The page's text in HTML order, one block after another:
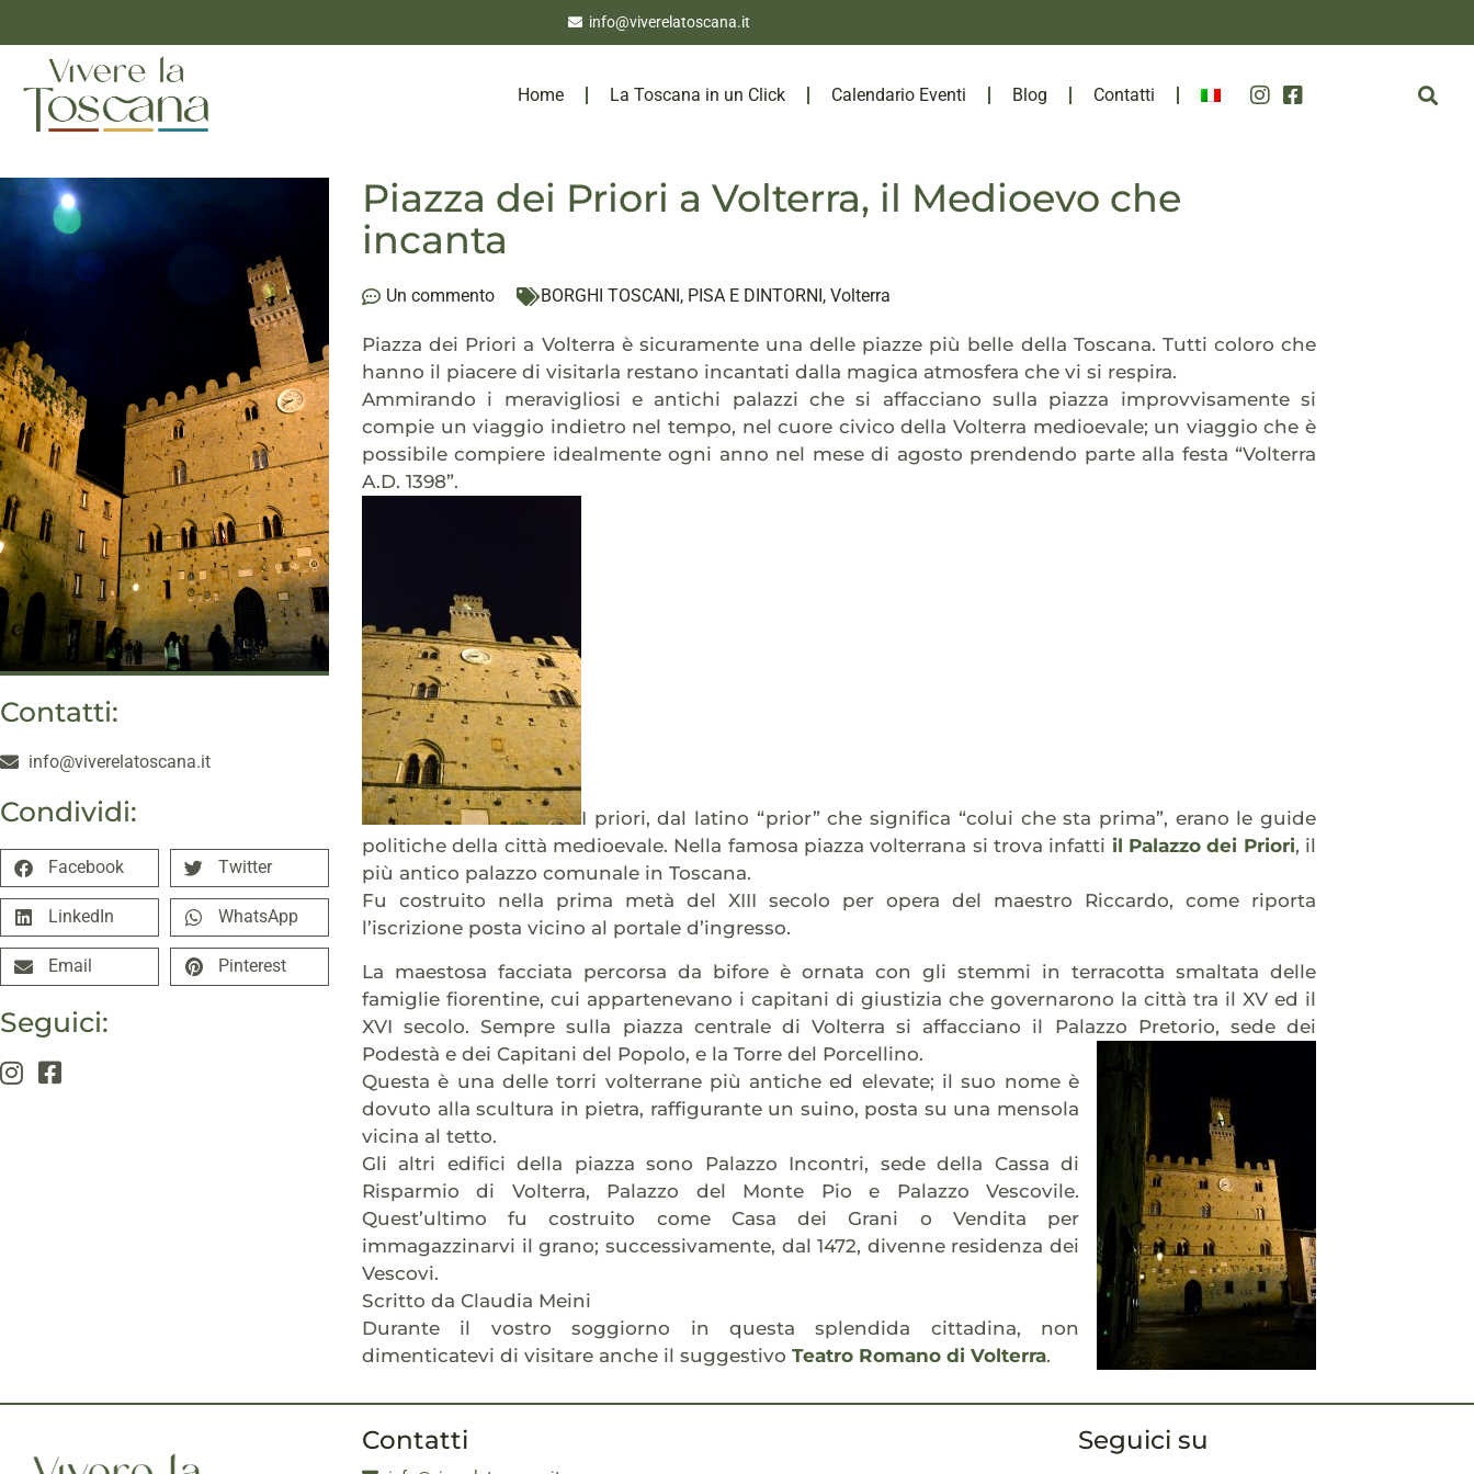
info@viverelatoscana.it
Home La Toscana in un Click Calendario Eventi Blog Contatti
Contatti:
info@viverelatoscana.it
Condividi:
Facebook Twitter
LinkedIn WhatsApp
Email Pinterest
Seguici:
Piazza dei Priori a Volterra, il Medioevo che
incanta
Un commento BORGHI TOSCANI , PISA E DINTORNI , Volterra
Piazza dei Priori a Volterra è sicuramente una delle piazze più belle della Toscana. Tutti coloro che
hanno il piacere di visitarla restano incantati dalla magica atmosfera che vi si respira.
Ammirando i meravigliosi e antichi palazzi che si affacciano sulla piazza improvvisamente si
compie un viaggio indietro nel tempo, nel cuore civico della Volterra medioevale; un viaggio che è
possibile compiere idealmente ogni anno nel mese di agosto prendendo parte alla festa “Volterra
A.D. 1398”.
I priori, dal latino “prior” che significa “colui che sta prima”, erano le guide
politiche della città medioevale. Nella famosa piazza volterrana si trova infatti il Palazzo dei Priori, il
più antico palazzo comunale in Toscana.
Fu costruito nella prima metà del XIII secolo per opera del maestro Riccardo, come riporta
l’iscrizione posta vicino al portale d’ingresso.
La maestosa facciata percorsa da bifore è ornata con gli stemmi in terracotta smaltata delle
famiglie fiorentine, cui appartenevano i capitani di giustizia che governarono la città tra il XV ed il
XVI secolo. Sempre sulla piazza centrale di Volterra si affacciano il Palazzo Pretorio, sede dei
Podestà e dei Capitani del Popolo, e la Torre del Porcellino.
Questa è una delle torri volterrane più antiche ed elevate; il suo nome è
dovuto alla scultura in pietra, raffigurante un suino, posta su una mensola
vicina al tetto.
Gli altri edifici della piazza sono Palazzo Incontri, sede della Cassa di
Risparmio di Volterra, Palazzo del Monte Pio e Palazzo Vescovile.
Quest’ultimo fu costruito come Casa dei Grani o Vendita per
immagazzinarvi il grano; successivamente, dal 1472, divenne residenza dei
Vescovi.
Scritto da Claudia Meini
Durante il vostro soggiorno in questa splendida cittadina, non
dimenticatevi di visitare anche il suggestivo Teatro Romano di Volterra.
Contatti Seguici su